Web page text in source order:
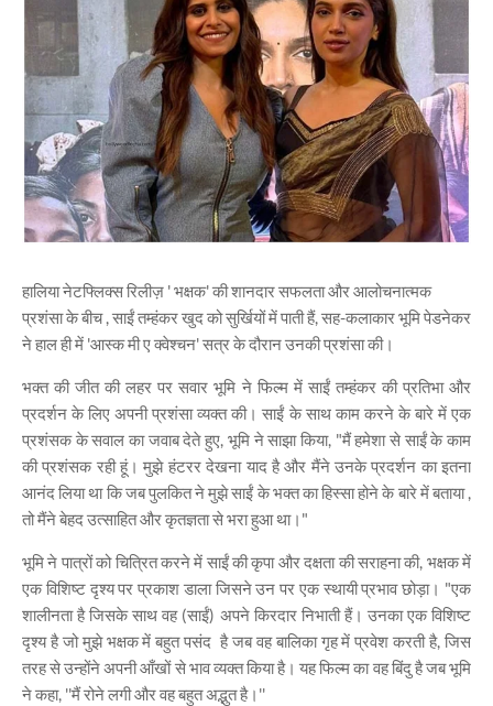
हालिया नेटफ्लिक्स रिलीज़ ' भक्षक' की शानदार सफलता और आलोचनात्मक
प्रशंसा के बीच , साईं तम्हंकर खुद को सुर्खियों में पाती हैं, सह-कलाकार भूमि पेडनेकर
ने हाल ही में 'आस्क मी ए क्वेश्चन' सत्र के दौरान उनकी प्रशंसा की।
भक्त की जीत की लहर पर सवार भूमि ने फिल्म में साईं तम्हंकर की प्रतिभा और
प्रदर्शन के लिए अपनी प्रशंसा व्यक्त की। साईं के साथ काम करने के बारे में एक
प्रशंसक के सवाल का जवाब देते हुए, भूमि ने साझा किया, "मैं हमेशा से साईं के काम
की प्रशंसक रही हूं। मुझे हंटरर देखना याद है और मैंने उनके प्रदर्शन का इतना
आनंद लिया था कि जब पुलकित ने मुझे साईं के भक्त का हिस्सा होने के बारे में बताया ,
तो मैंने बेहद उत्साहित और कृतज्ञता से भरा हुआ था।"
भूमि ने पात्रों को चित्रित करने में साईं की कृपा और दक्षता की सराहना की, भक्षक में
एक विशिष्ट दृश्य पर प्रकाश डाला जिसने उन पर एक स्थायी प्रभाव छोड़ा। "एक
शालीनता है जिसके साथ वह (साईं) अपने किरदार निभाती हैं। उनका एक विशिष्ट
दृश्य है जो मुझे भक्षक में बहुत पसंद है जब वह बालिका गृह में प्रवेश करती है, जिस
तरह से उन्होंने अपनी आँखों से भाव व्यक्त किया है। यह फिल्म का वह बिंदु है जब भूमि
ने कहा, ''मैं रोने लगी और वह बहुत अद्भुत है।''